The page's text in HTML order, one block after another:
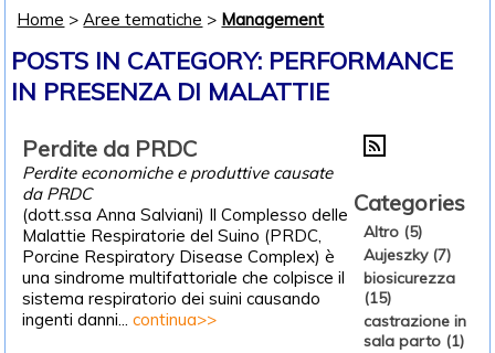
Home >Aree tematiche > Management
POSTS IN CATEGORY: PERFORMANCE
IN PRESENZA DI MALATTIE
Perdite da PRDC
Perdite economiche e produttive causate
da PRDC
(dott.ssa Anna Salviani) Il Complesso delle
Malattie Respiratorie del Suino (PRDC,
Porcine Respiratory Disease Complex) è
una sindrome multifattoriale che colpisce il
sistema respiratorio dei suini causando
ingenti danni...continua>>
Categories
Altro (5)
Aujeszky (7)
biosicurezza
(15)
castrazione in
sala parto (1)